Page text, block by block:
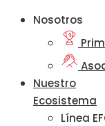
Nosotros
Nuestro
Ecosistema
Línea